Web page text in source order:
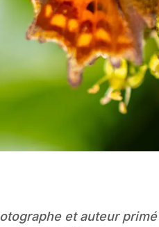
et auteur primé